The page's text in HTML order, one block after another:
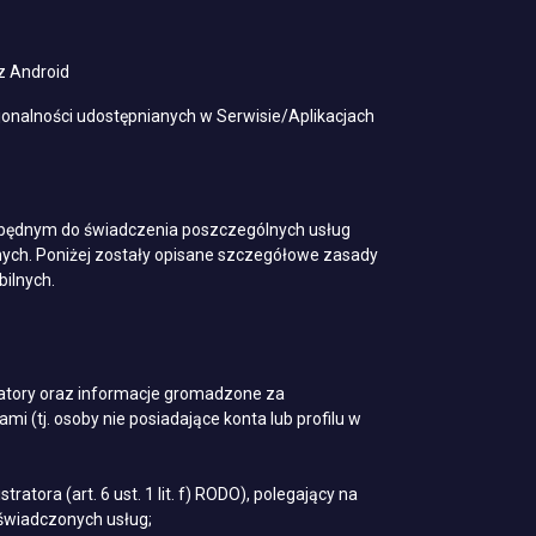
Android
udostępnianych w Serwisie/Aplikacjach
do świadczenia poszczególnych usług
Poniżej zostały opisane szczegółowe zasady
oraz informacje gromadzone za
(tj. osoby nie posiadające konta lub profilu w
(art. 6 ust. 1 lit. f) RODO), polegający na
usług;